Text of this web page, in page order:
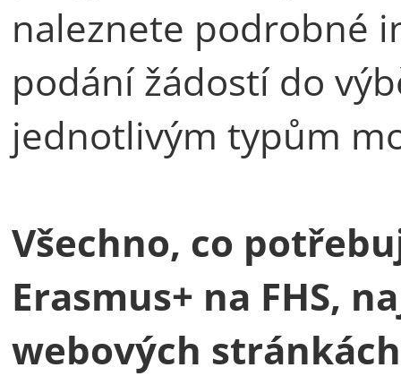
naleznete podrobné
podání žádostí do
jednotlivým typům
Všechno, co
Erasmus+ na FHS,
webových